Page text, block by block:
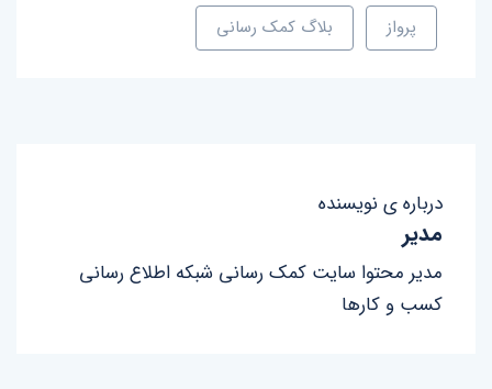
پرواز بلاگ کمک رسانی
درباره ی نویسنده
مدیر
مدیر محتوا سایت کمک رسانی شبکه اطلاع رسانی
کسب و کارها